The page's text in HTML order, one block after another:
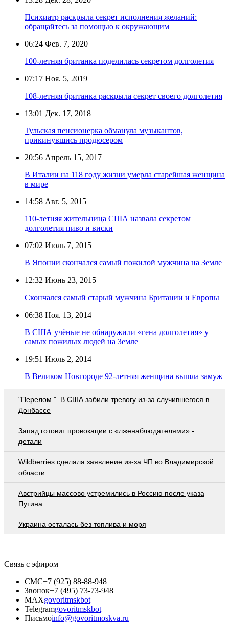
Психиатр раскрыла секрет исполнения желаний:
обращайтесь за помощью к окружающим
06:24 Фев. 7, 2020
100-летняя британка поделилась секретом долголетия
07:17 Ноя. 5, 2019
108-летняя британка раскрыла секрет своего долголетия
13:01 Дек. 17, 2018
Тульская пенсионерка обманула музыкантов,
прикинувшись продюсером
20:56 Апрель 15, 2017
В Италии на 118 году жизни умерла старейшая женщина
в мире
14:58 Авг. 5, 2015
110-летняя жительница США назвала секретом
долголетия пиво и виски
07:02 Июль 7, 2015
В Японии скончался самый пожилой мужчина на Земле
12:32 Июнь 23, 2015
Скончался самый старый мужчина Британии и Европы
06:38 Ноя. 13, 2014
В США учёные не обнаружили «гена долголетия» у
самых пожилых людей на Земле
19:51 Июль 2, 2014
В Великом Новгороде 92-летняя женщина вышла замуж
"Перелом ". В США забили тревогу из-за случившегося в
Донбассе
Запад готовит провокации с «лженаблюдателями» -
детали
Wildberries cделала заявление из-за ЧП во Владимирской
области
Австрийцы массово устремились в Россию после указа
Путина
Украина осталась без топлива и моря
Связь с эфиром
СМС+7 (925) 88-88-948
Звонок+7 (495) 73-73-948
MAXgovoritmskbot
Telegramgovoritmskbot
Письмоinfo@govoritmoskva.ru